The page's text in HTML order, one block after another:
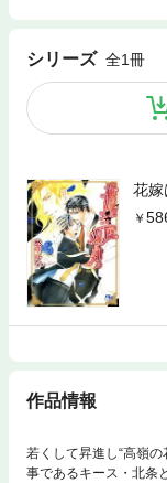
シリーズ 全1冊
花嫁
作品情報
若くして昇進し“高嶺
事であるキース・北条